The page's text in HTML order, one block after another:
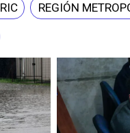
REGIÓN